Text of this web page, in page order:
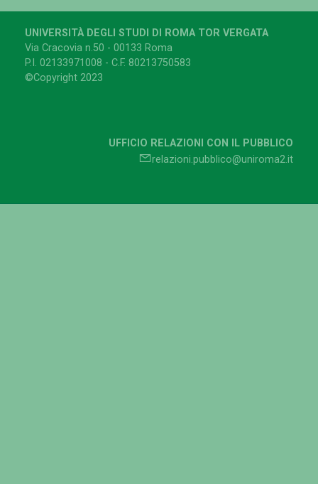
UNIVERSITÀ DEGLI STUDI DI ROMA TOR VERGATA
Via Cracovia n.50 - 00133 Roma
P.I. 02133971008 - C.F. 80213750583
©Copyright 2023
UFFICIO RELAZIONI CON IL PUBBLICO
relazioni.pubblico@uniroma2.it